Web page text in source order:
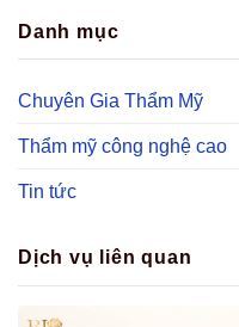
Danh mục
Chuyên Gia Thẩm Mỹ
Thẩm mỹ công nghệ cao
Tin tức
Dịch vụ liên quan